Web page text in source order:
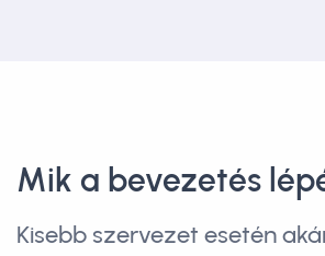
Mik a bevezetés
Kisebb szervezet esetén